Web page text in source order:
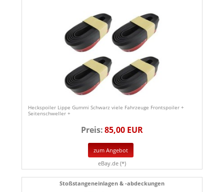
Heckspoiler Lippe Gummi Schwarz viele Fahrzeuge Frontspoiler +
Seitenschweller +
Preis:85,00 EUR
zum Angebot
eBay.de (*)
Stoßstangeneinlagen & -abdeckungen